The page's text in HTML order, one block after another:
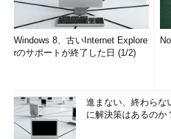
■3．目的の場所でドロップ
タブの移動
IE9では、あるタブをドラッグして独立した
ィンドウにしたり、ほかのIEのウィンドウ（
ブの列）へ組み込んだりできる。
Windows 8、古いInternet Explore
rのサポートが終了した日 (1/2)
進まない、終わらな
に解決策はあるのか